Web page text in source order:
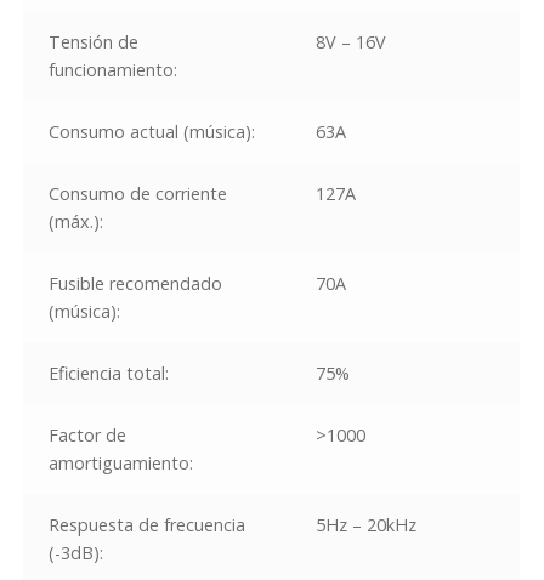
Tensión de
funcionamiento:
8V – 16V
Consumo actual (música): 63A
Consumo de corriente
(máx.):
127A
Fusible recomendado
(música):
70A
Eficiencia total: 75%
Factor de
amortiguamiento:
>1000
Respuesta de frecuencia
(-3dB):
5Hz – 20kHz